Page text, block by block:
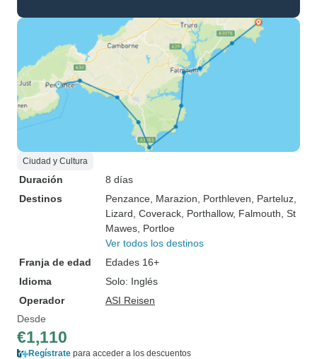
Ciudad y Cultura
Duración
8 días
Destinos
Penzance , Marazion , Porthleven , Parteluz
Lizard , Coverack , Porthallow, Falmouth , St
Mawes , Portloe
Ver todos los destinos
Franja de edad
Edades 16+
Idioma
Solo: Inglés
Operador
ASI Reisen
Desde
€1,110
Regístrate para acceder a los descuentos